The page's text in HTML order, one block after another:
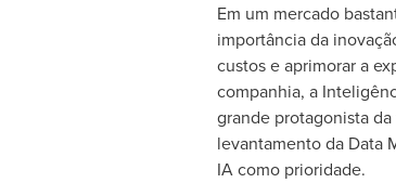
Em um mercado
importância da
custos e aprimorar a
companhia, a
grande protagonista
levantamento da Data
IA como prioridade.